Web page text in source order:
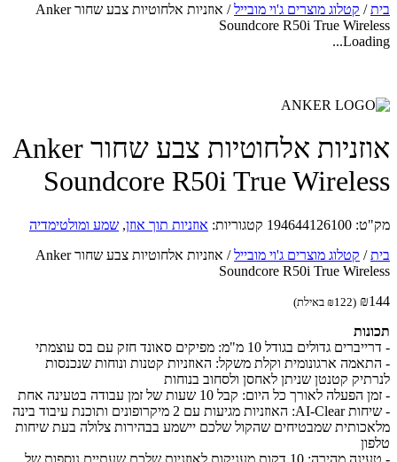
/קטלוג מוצרים ג'וי מובייל/
אוזניות אלחוטיות צבע שחור Anker
Soundcore R50i True
אוזניות אלחוטיות צבע שחור Anker
Soundcore R50i True
194644126100 קטגוריות:אוזניות תוך אוזן ,שמע ומולטימדיה
/קטלוג מוצרים ג'וי מובייל/
אוזניות אלחוטיות צבע שחור Anker
Soundcore R50i True
₪
(
₪ 122 באילת)
גדולים בגודל 10 מ"מ: מפיקים סאונד חזק עם בס עוצמתי
ארגונומית וקלת משקל: האוזניות קטנות ונוחות שנכנסות
קטנטן שניתן לאחסן ולסחוב בנוחות
לאורך כל היום: קבל 10 שעות של זמן עבודה בטעינה אחת
- שיחות AI-Clear: האוזניות מגיעות עם 2 מיקרופונים ותוכנת עיבוד בינה
שמבטיחים שהקול שלכם יישמע בבהירות צלולה בעת שיחות
- טעינה מהירה: 10 דקות מעניקות לאוזניות שלכם שעתיים נוספות של